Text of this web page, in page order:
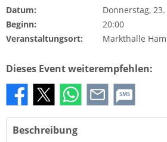
Datum:
Donnerstag,
Beginn:
20:00
Veranstaltungsort:
Markthalle
Dieses Event weiterempfehlen:
SMS
Beschreibung